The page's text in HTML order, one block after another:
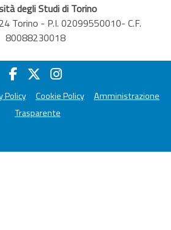
degli Studi di Torino
Torino - P.I. 02099550010- C.F.
80088230018
Policy Cookie Policy
Amministrazione
Trasparente